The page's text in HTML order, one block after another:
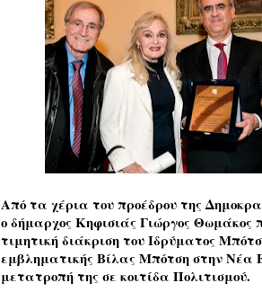
Από τα χέρια του προέδρου της
ο δήμαρχος Κηφισιάς Γιώργος Θωμάκος
τιμητική διάκριση του Ιδρύματος
εμβληματικής Βίλας Μπότση στην Νέα
μετατροπή της σε κοιτίδα Πολιτισμού.